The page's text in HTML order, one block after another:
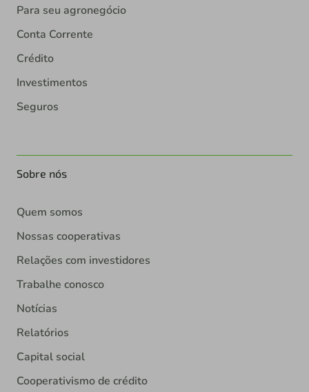
Para seu agronegócio
Conta Corrente
Crédito
Investimentos
Seguros
Sobre nós
Quem somos
Nossas cooperativas
Relações com investidores
Trabalhe conosco
Notícias
Relatórios
Capital social
Cooperativismo de crédito